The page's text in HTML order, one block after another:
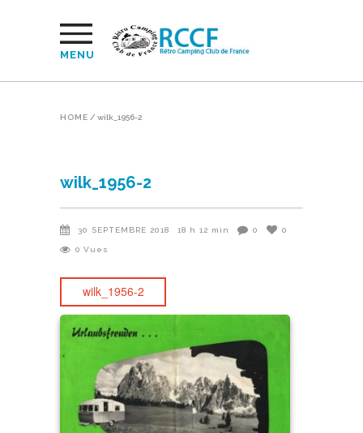
MENU
HOME / wilk_1956-2
wilk_1956-2
30 SEPTEMBRE 2018 18 h 12 min 0 0
0 Vues
wilk_1956-2